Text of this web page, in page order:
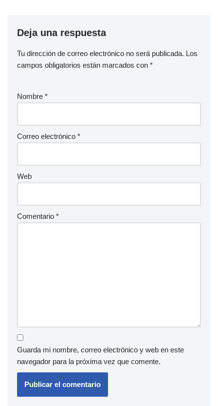
Deja una respuesta
Tu dirección de correo electrónico no será publicada. Los
campos obligatorios están marcados con *
Nombre *
Correo electrónico *
Web
Comentario *
Guarda mi nombre, correo electrónico y web en este
navegador para la próxima vez que comente.